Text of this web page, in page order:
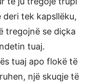
tek kapsllëku,
tregojnë se diçka
tuaj.
tuaj apo flokë të
një skuqje të